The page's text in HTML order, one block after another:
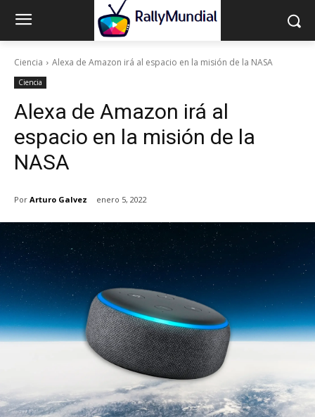
Ciencia Alexa de Amazon irá al espacio en la misión de la NASA
Ciencia
Alexa de Amazon irá al
espacio en la misión de la
NASA
Por Arturo Galvez enero 5, 2022